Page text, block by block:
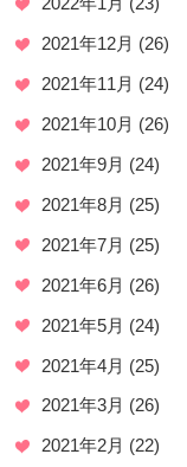
2021年12月 (26)
2021年11月 (24)
2021年10月 (26)
2021年9月 (24)
2021年8月 (25)
2021年7月 (25)
2021年6月 (26)
2021年5月 (24)
2021年4月 (25)
2021年3月 (26)
2021年2月 (22)